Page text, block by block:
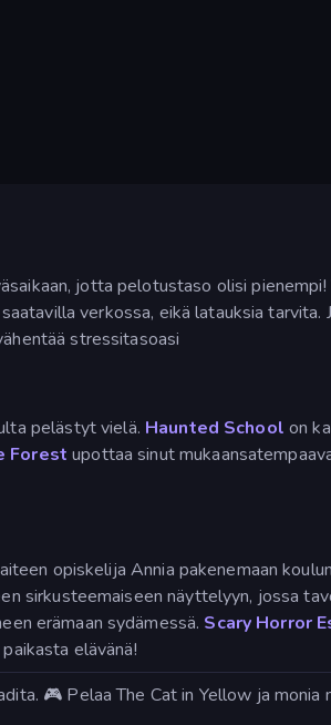
jotta pelotustaso olisi
verkossa, eikä latauksia tarvita.
stressitasoasi
pelästyt vielä. Haunted School on
Forestupottaa sinut
opiskelija Annia pakenemaan
sirkusteemaiseen näyttelyyn, jossa
erämaan sydämessä. Scary Horror
elävänä!
🎮 Pelaa The Cat in Yellow ja monia